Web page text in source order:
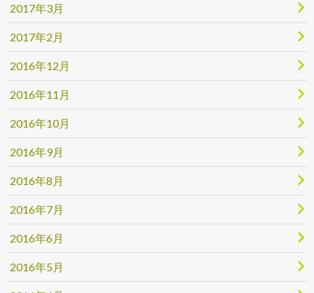
2017年3月
2017年2月
2016年12月
2016年11月
2016年10月
2016年9月
2016年8月
2016年7月
2016年6月
2016年5月